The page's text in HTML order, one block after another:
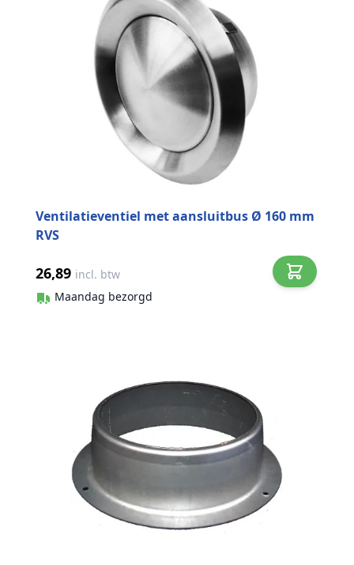
Ventilatieventiel met aansluitbus Ø 160 mm
RVS
26,89 incl. btw
Maandag bezorgd